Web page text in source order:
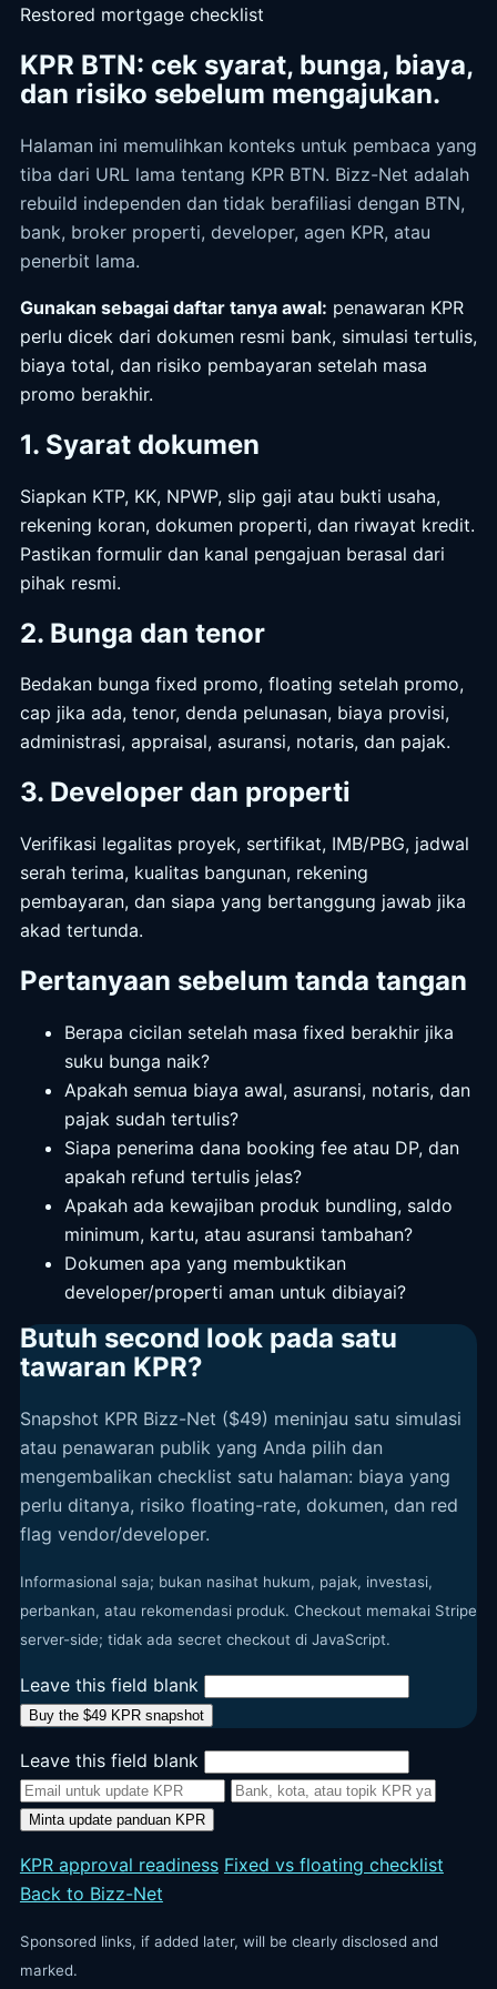
Restored mortgage checklist
KPR BTN: cek syarat, bunga, biaya,
dan risiko sebelum mengajukan.
Halaman ini memulihkan konteks untuk pembaca yang
tiba dari URL lama tentang KPR BTN. Bizz-Net adalah
rebuild independen dan tidak berafiliasi dengan BTN,
bank, broker properti, developer, agen KPR, atau
penerbit lama.
Gunakan sebagai daftar tanya awal: penawaran KPR
perlu dicek dari dokumen resmi bank, simulasi tertulis,
biaya total, dan risiko pembayaran setelah masa
promo berakhir.
1. Syarat dokumen
Siapkan KTP, KK, NPWP, slip gaji atau bukti usaha,
rekening koran, dokumen properti, dan riwayat kredit.
Pastikan formulir dan kanal pengajuan berasal dari
pihak resmi.
2. Bunga dan tenor
Bedakan bunga fixed promo, floating setelah promo,
cap jika ada, tenor, denda pelunasan, biaya provisi,
administrasi, appraisal, asuransi, notaris, dan pajak.
3. Developer dan properti
Verifikasi legalitas proyek, sertifikat, IMB/PBG, jadwal
serah terima, kualitas bangunan, rekening
pembayaran, dan siapa yang bertanggung jawab jika
akad tertunda.
Pertanyaan sebelum tanda tangan
Berapa cicilan setelah masa fixed berakhir jika
suku bunga naik?
Apakah semua biaya awal, asuransi, notaris, dan
pajak sudah tertulis?
Siapa penerima dana booking fee atau DP, dan
apakah refund tertulis jelas?
Apakah ada kewajiban produk bundling, saldo
minimum, kartu, atau asuransi tambahan?
Dokumen apa yang membuktikan
developer/properti aman untuk dibiayai?
Butuh second look pada satu
tawaran KPR?
Snapshot KPR Bizz-Net ($49) meninjau satu simulasi
atau penawaran publik yang Anda pilih dan
mengembalikan checklist satu halaman: biaya yang
perlu ditanya, risiko floating-rate, dokumen, dan red
flag vendor/developer.
Informasional saja; bukan nasihat hukum, pajak, investasi,
perbankan, atau rekomendasi produk. Checkout memakai Stripe
server-side; tidak ada secret checkout di JavaScript.
Leave this field blank
Buy the $49 KPR snapshot
Leave this field blank
Minta update panduan KPR
KPR approval readiness Fixed vs floating checklist
Back to Bizz-Net
Sponsored links, if added later, will be clearly disclosed and
marked.